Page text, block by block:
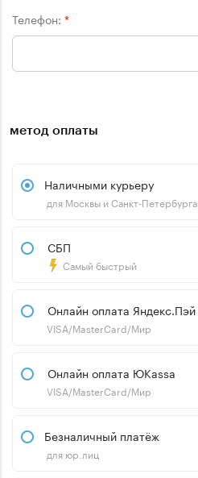
Телефон: *
метод оплаты
Наличными курьеру
для Москвы и Санкт-Петербурга
СБП
Самый быстрый
Онлайн оплата Яндекс.Пэй
VISA/MasterCard/Мир
Онлайн оплата ЮKassa
VISA/MasterCard/Мир
Безналичный платёж
для юр.лиц